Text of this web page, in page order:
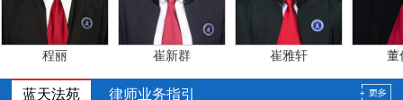
山东省职业道德建设先进集体
程丽 崔新群 崔雅轩 董俊